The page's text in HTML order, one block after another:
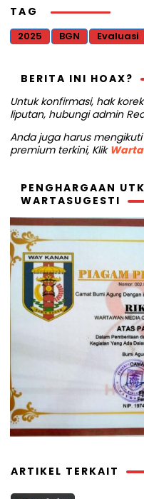
TAG
2025 BGN Evaluasi
BERITA INI HOAX?
Untuk konfirmasi, hak
liputan, hubungi admin
Anda juga harus
premium terkini, Klik
PENGHARGAAN
WARTASUGESTI
ARTIKEL TERKAIT